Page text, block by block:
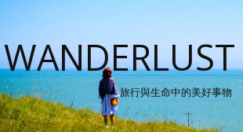
旅行與生命中的美好事物